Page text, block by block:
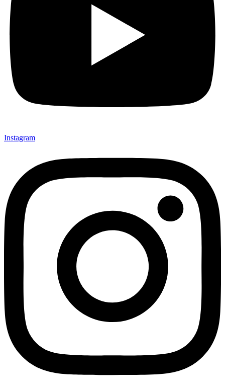
Instagram